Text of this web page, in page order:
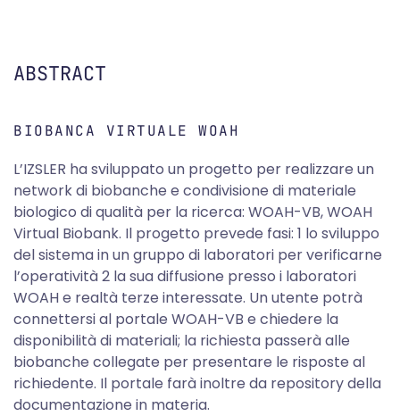
ABSTRACT
BIOBANCA VIRTUALE WOAH
L’IZSLER ha sviluppato un progetto per realizzare un
network di biobanche e condivisione di materiale
biologico di qualità per la ricerca: WOAH-VB, WOAH
Virtual Biobank. Il progetto prevede fasi: 1 lo sviluppo
del sistema in un gruppo di laboratori per verificarne
l’operatività 2 la sua diffusione presso i laboratori
WOAH e realtà terze interessate. Un utente potrà
connettersi al portale WOAH-VB e chiedere la
disponibilità di materiali; la richiesta passerà alle
biobanche collegate per presentare le risposte al
richiedente. Il portale farà inoltre da repository della
documentazione in materia.